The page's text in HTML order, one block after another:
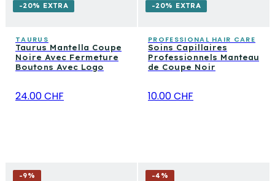
-20% EXTRA
TAURUS
Taurus Mantella Coupe
Noire Avec Fermeture
Boutons Avec Logo
24.00 CHF
-20% EXTRA
PROFESSIONAL HAIR CARE
Soins Capillaires
Professionnels Manteau
de Coupe Noir
10.00 CHF
-9%
-4 %